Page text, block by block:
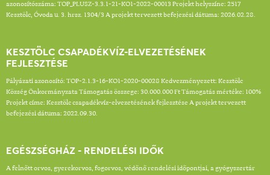
azonosítószáma: TOP_PLUSZ-3.3.1-21-KO1-2022-00013 Projekt helyszíne: 2517
Kesztölc, Óvoda u. 3. hrsz. 1304/3 A projekt tervezett befejezési dátuma: 2026.02.28.
KESZTÖLC CSAPADÉKVÍZ-ELVEZETÉSÉNEK
FEJLESZTÉSE
Pályázati azonosító: TOP-2.1.3-16-KO1-2020-00028 Kedvezményezett: Kesztölc
Község Önkormányzata Támogatás összege: 30.000.000 Ft Támogatás mértéke: 100%
Projekt címe: Kesztölc csapadékvíz-elvezetésének fejlesztése A projekt tervezett
befejezési dátuma: 2022.09.30.
EGÉSZSÉGHÁZ - RENDELÉSI IDŐK
A felnőtt orvos, gyerekorvos, fogorvos, védőnő rendelési időpontjai, a gyógyszertár